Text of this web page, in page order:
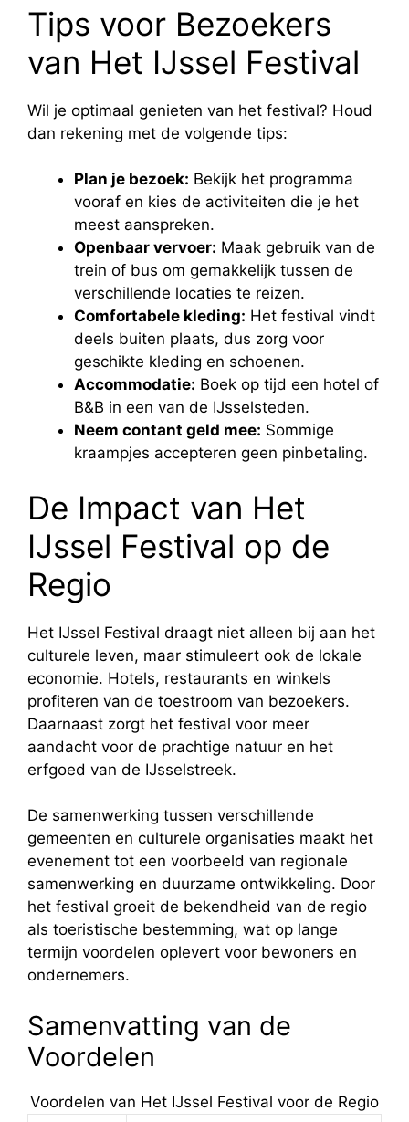
Tips voor Bezoekers
van Het IJssel Festival
Wil je optimaal genieten van het festival? Houd
dan rekening met de volgende tips:
Plan je bezoek: Bekijk het programma
vooraf en kies de activiteiten die je het
meest aanspreken.
Openbaar vervoer: Maak gebruik van de
trein of bus om gemakkelijk tussen de
verschillende locaties te reizen.
Comfortabele kleding: Het festival vindt
deels buiten plaats, dus zorg voor
geschikte kleding en schoenen.
Accommodatie: Boek op tijd een hotel of
B&B in een van de IJsselsteden.
Neem contant geld mee: Sommige
kraampjes accepteren geen pinbetaling.
De Impact van Het
IJssel Festival op de
Regio
Het IJssel Festival draagt niet alleen bij aan het
culturele leven, maar stimuleert ook de lokale
economie. Hotels, restaurants en winkels
profiteren van de toestroom van bezoekers.
Daarnaast zorgt het festival voor meer
aandacht voor de prachtige natuur en het
erfgoed van de IJsselstreek.
De samenwerking tussen verschillende
gemeenten en culturele organisaties maakt het
evenement tot een voorbeeld van regionale
samenwerking en duurzame ontwikkeling. Door
het festival groeit de bekendheid van de regio
als toeristische bestemming, wat op lange
termijn voordelen oplevert voor bewoners en
ondernemers.
Samenvatting van de
Voordelen
Voordelen van Het IJssel Festival voor de Regio